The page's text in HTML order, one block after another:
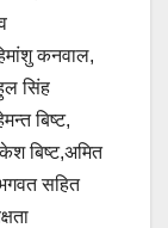
कनवाल,
सिंह
बिष्ट,
बिष्ट,अमित
सहित